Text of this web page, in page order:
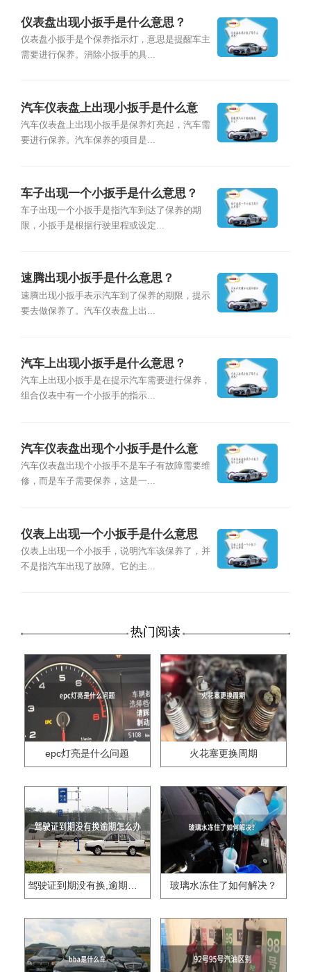
仪表盘出现小扳手是什么意思？
仪表盘小扳手是个保养指示灯，意思是提醒车主
需要进行保养。消除小扳手的具...
汽车仪表盘上出现小扳手是什么意
思？
汽车仪表盘上出现小扳手是保养灯亮起，汽车需
要进行保养。汽车保养的项目是...
车子出现一个小扳手是什么意思？
车子出现一个小扳手是指汽车到达了保养的期
限，小扳手是根据行驶里程或设定...
速腾出现小扳手是什么意思？
速腾出现小扳手表示汽车到了保养的期限，提示
要去做保养了。汽车仪表盘上出...
汽车上出现小扳手是什么意思？
汽车上出现小扳手是在提示汽车需要进行保养，
组合仪表中有一个小扳手的指示...
汽车仪表盘出现个小扳手是什么意
思？
汽车仪表盘出现个小扳手不是车子有故障需要维
修，而是车子需要保养，这是一...
仪表上出现一个小扳手是什么意思
仪表上出现一个小扳手，说明汽车该保养了，并
不是指汽车出现了故障。它的主...
热门阅读
epc灯亮是什么问题 火花塞更换周期
驾驶证到期没有换,逾期怎么办?? 玻璃水冻住了如何解决？